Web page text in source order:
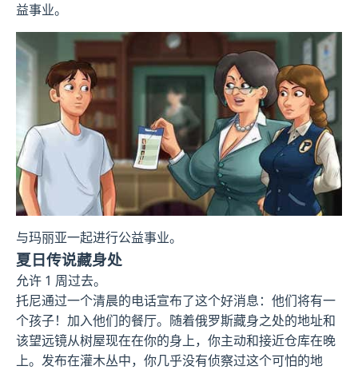
益事业。
与玛丽亚一起进行公益事业。
夏日传说藏身处
允许 1 周过去。
托尼通过一个清晨的电话宣布了这个好消息：他们将有一
个孩子！加入他们的餐厅。随着俄罗斯藏身之处的地址和
该望远镜从树屋现在在你的身上，你主动和接近仓库在晚
上。发布在灌木丛中，你几乎没有侦察过这个可怕的地